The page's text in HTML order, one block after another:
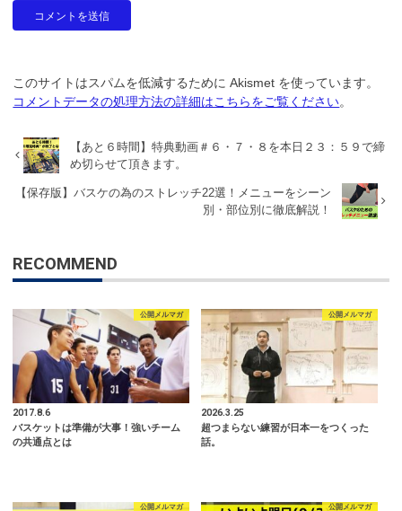
このサイトはスパムを低減するために Akismet を使っています。
コメントデータの処理方法の詳細はこちらをご覧ください。
【あと６時間】特典動画＃６・７・８を本日２３：５９で締
め切らせて頂きます。
【保存版】バスケの為のストレッチ22選！メニューをシーン
別・部位別に徹底解説！
RECOMMEND
公開メルマガ
2017.8.6
バスケットは準備が大事！強いチーム
の共通点とは
公開メルマガ
2026.3.25
超つまらない練習が日本一をつくった
話。
公開メルマガ 公開メルマガ